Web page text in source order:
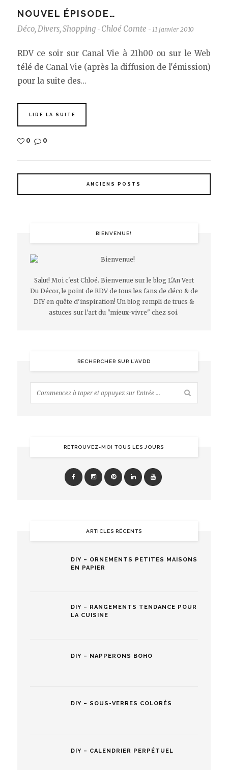
NOUVEL ÉPISODE…
Déco, Divers, Shopping - Chloé Comte - 11 janvier 2010
RDV ce soir sur Canal Vie à 21h00 ou sur le Web
télé de Canal Vie (après la diffusion de l'émission)
pour la suite des…
LIRE LA SUITE
0 0
ANCIENS POSTS
BIENVENUE!
Salut! Moi c'est Chloé. Bienvenue sur le blog L'An Vert
Du Décor, le point de RDV de tous les fans de déco & de
DIY en quête d'inspiration! Un blog rempli de trucs &
astuces sur l'art du "mieux-vivre" chez soi.
RECHERCHER SUR L’AVDD
RETROUVEZ-MOI TOUS LES JOURS
ARTICLES RÉCENTS
DIY – ORNEMENTS PETITES MAISONS
EN PAPIER
DIY – RANGEMENTS TENDANCE POUR
LA CUISINE
DIY – NAPPERONS BOHO
DIY – SOUS-VERRES COLORÉS
DIY – CALENDRIER PERPÉTUEL